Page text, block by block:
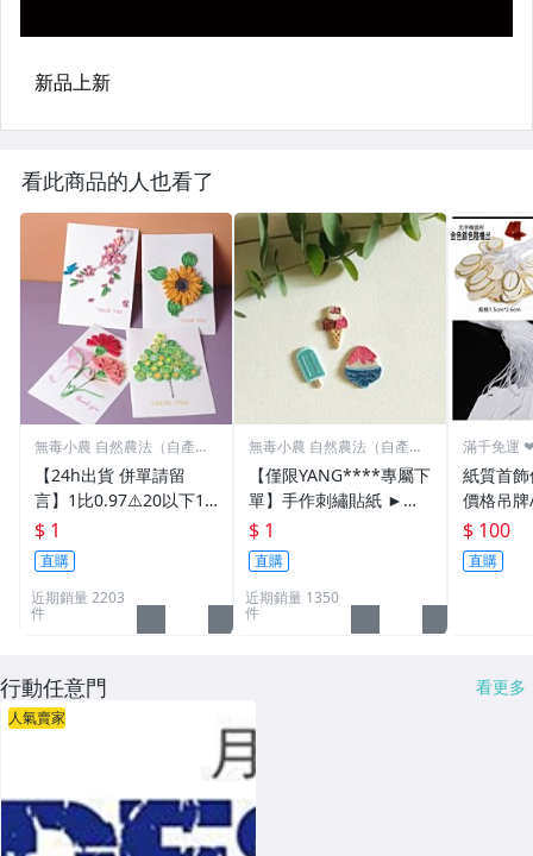
看此商品的人也看了
無毒小農 自然農法（自產自
【24h出貨 併單請留
言】1比0.97⚠️20以下1
比1⚠️客製 手工卡片 老
顧客直接下單即可►新客
下單前 請先即時通聊聊
溝通◀
$ 1
直購
近期銷量 2203
件
無毒小農 自然農法（自產自
【僅限YANG****專屬下
單】手作刺繡貼紙 ►未
經溝通設計需求請勿下單
◀
$ 1
直購
近期銷量 1350
件
滿千免運
紙質首
價格吊
品價格
不拆賣
$ 100
直購
行動任意門 看更多
人氣賣家